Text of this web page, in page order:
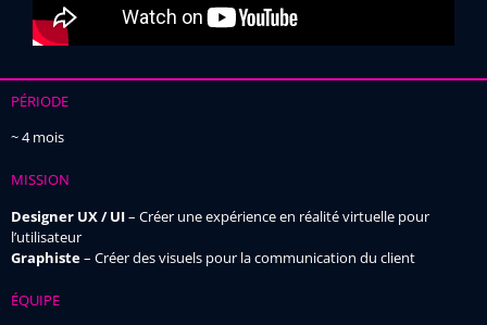
PÉRIODE
~ 4 mois
MISSION
Designer UX / UI– Créer une expérience en réalité virtuelle pour
l’utilisateur
Graphiste– Créer des visuels pour la communication du client
ÉQUIPE